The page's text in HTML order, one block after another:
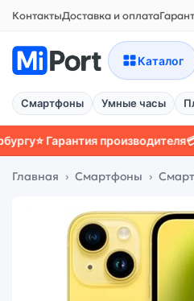
КонтактыДоставка и оплата
Каталог
Смартфоны Умные часы
производителя💳 Оплата
Главная Смартфоны